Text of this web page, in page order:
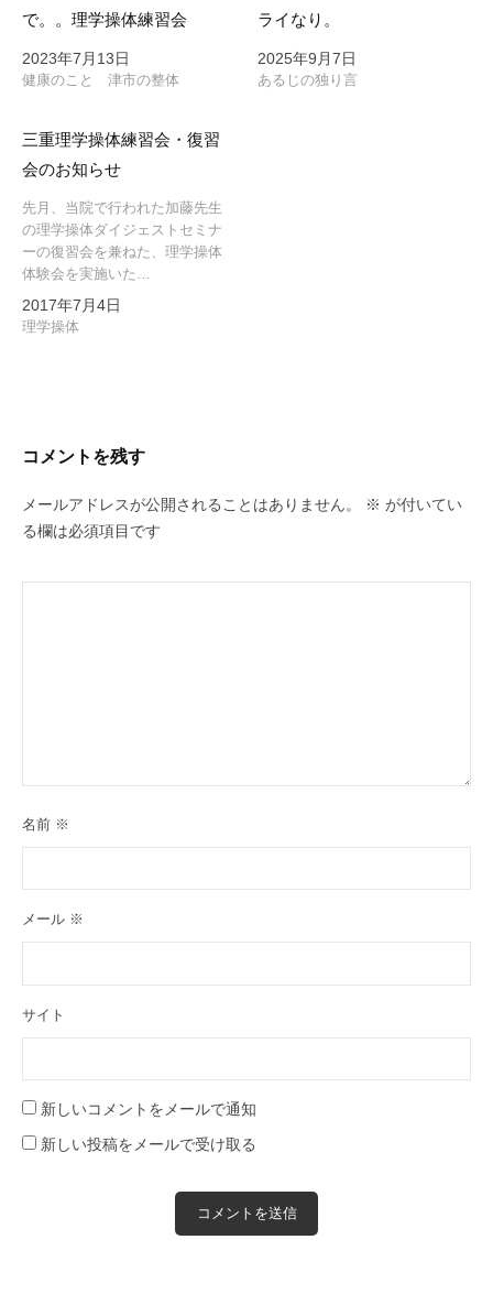
で。。理学操体練習会
2023年7月13日
健康のこと 津市の整体
ライなり。
2025年9月7日
あるじの独り言
三重理学操体練習会・復習
会のお知らせ
先月、当院で行われた加藤先生
の理学操体ダイジェストセミナ
ーの復習会を兼ねた、理学操体
体験会を実施いた…
2017年7月4日
理学操体
コメントを残す
メールアドレスが公開されることはありません。 ※ が付いてい
る欄は必須項目です
名前 ※
メール ※
サイト
新しいコメントをメールで通知
新しい投稿をメールで受け取る